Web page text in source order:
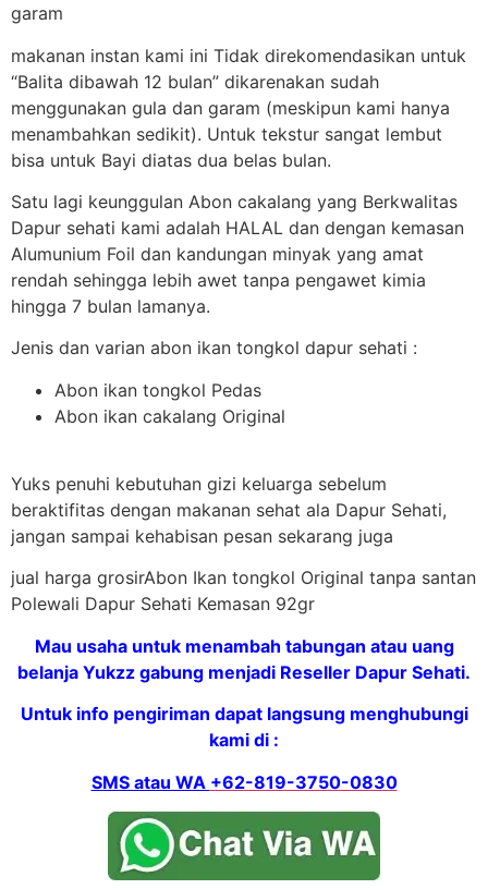
garam
makanan instan kami ini Tidak direkomendasikan untuk
“Balita dibawah 12 bulan” dikarenakan sudah
menggunakan gula dan garam (meskipun kami hanya
menambahkan sedikit). Untuk tekstur sangat lembut
bisa untuk Bayi diatas dua belas bulan.
Satu lagi keunggulan Abon cakalang yang Berkwalitas
Dapur sehati kami adalah HALAL dan dengan kemasan
Alumunium Foil dan kandungan minyak yang amat
rendah sehingga lebih awet tanpa pengawet kimia
hingga 7 bulan lamanya.
Jenis dan varian abon ikan tongkol dapur sehati :
Abon ikan tongkol Pedas
Abon ikan cakalang Original
Yuks penuhi kebutuhan gizi keluarga sebelum
beraktifitas dengan makanan sehat ala Dapur Sehati,
jangan sampai kehabisan pesan sekarang juga
jual harga grosirAbon Ikan tongkol Original tanpa santan
Polewali Dapur Sehati Kemasan 92gr
Mau usaha untuk menambah tabungan atau uang
belanja Yukzz gabung menjadi Reseller Dapur Sehati.
Untuk info pengiriman dapat langsung menghubungi
kami di :
SMS atau WA +62-819-3750-0830